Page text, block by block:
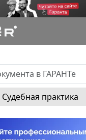
Судебная практика